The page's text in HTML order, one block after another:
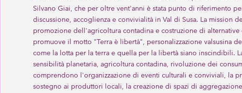
Silvano Giai, che per oltre vent'anni è stata punto di riferimento
discussione, accoglienza e convivialità in Val di Susa. La
promozione dell'agricoltura contadina e costruzione di
promuove il motto "Terra è libertà", personalizzazione valsusina
come la lotta per la terra e quella per la libertà siano inscindibili.
sensibilità planetaria, agricoltura contadina, rivoluzione dei
comprendono l'organizzazione di eventi culturali e conviviali, la
sostegno ai produttori locali, la creazione di spazi di